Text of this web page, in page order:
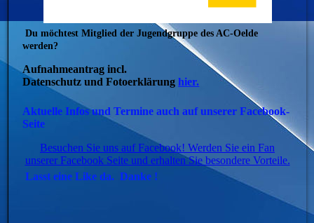
Du möchtest Mitglied der Jugendgruppe des AC-Oelde
werden?
Aufnahmeantrag incl.
Datenschutz und Fotoerklärunghier.
Aktuelle Infos und Termine auch auf unserer Facebook-
Seite
Besuchen Sie uns auf Facebook! Werden Sie ein Fan
unserer Facebook Seite und erhalten Sie besondere Vorteile.
Lasst eine Like da. Danke !